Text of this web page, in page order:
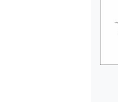
The
Our